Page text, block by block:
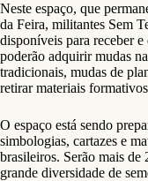
Neste espaço, que
da Feira, militantes Sem
disponíveis para receber
poderão adquirir mudas
tradicionais, mudas de
retirar materiais
O espaço está sendo
simbologias, cartazes e
brasileiros. Serão mais de
grande diversidade de